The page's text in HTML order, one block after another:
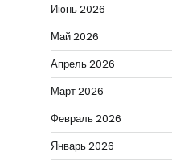
Июнь 2026
Май 2026
Апрель 2026
Март 2026
Февраль 2026
Январь 2026